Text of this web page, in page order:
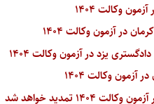
وکالت ۱۴۰۴
در آزمون وکالت ۱۴۰۴
یزد در آزمون وکالت ۱۴۰۴
وکالت ۱۴۰۴
تمدید خواهد شد